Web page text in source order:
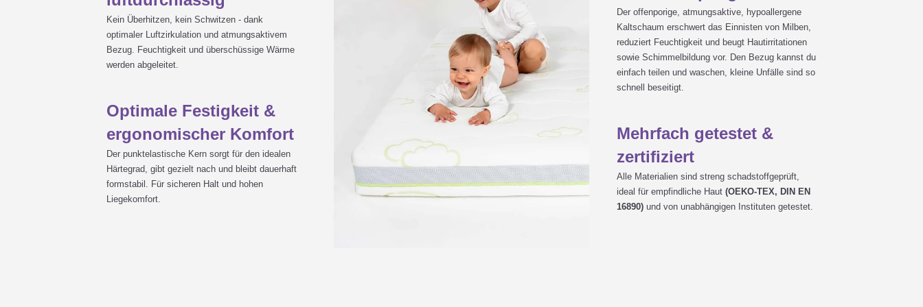
Benötige ich eine zusätzliche Auflage zum im Bezug integrierten Nässeschutz? 
Ab wann kann ich eine luftdichte Nässeschutzauflage verwenden?
Kein Überhitzen, kein Schwitzen - dank
optimaler Luftzirkulation und atmungsaktivem
Bezug. Feuchtigkeit und überschüssige Wärme
werden abgeleitet.
Optimale Festigkeit &
ergonomischer Komfort
Der punktelastische Kern sorgt für den idealen
Härtegrad, gibt gezielt nach und bleibt dauerhaft
formstabil. Für sicheren Halt und hohen
Liegekomfort.
Der offenporige, atmungsaktive, hypoallergene
Kaltschaum erschwert das Einnisten von Milben,
reduziert Feuchtigkeit und beugt Hautirritationen
sowie Schimmelbildung vor. Den Bezug kannst du
einfach teilen und waschen, kleine Unfälle sind so
schnell beseitigt.
Mehrfach getestet &
zertifiziert
Alle Materialien sind streng schadstoffgeprüft,
ideal für empfindliche Haut (OEKO-TEX, DIN EN
16890)und von unabhängigen Instituten getestet.